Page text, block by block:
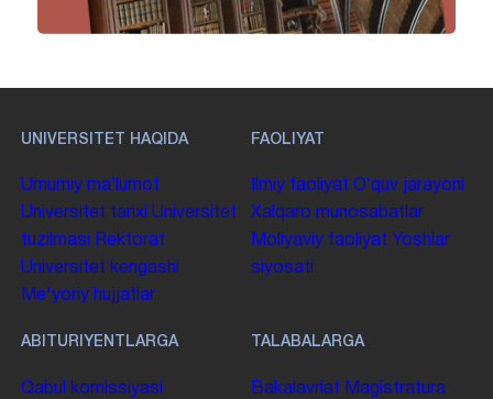
UNIVERSITET HAQIDA
Umumiy maʼlumot
Universitet tarixi Universitet
tuzilmasi
Rektorat
Universitet kengashi
Me'yoriy hujjatlar
FAOLIYAT
Ilmiy faoliyat Oʻquv jarayoni
Xalqaro munosabatlar
Moliyaviy faoliyat Yoshlar
siyosati
ABITURIYENTLARGA
Qabul komissiyasi
TALABALARGA
Bakalavriat Magistratura